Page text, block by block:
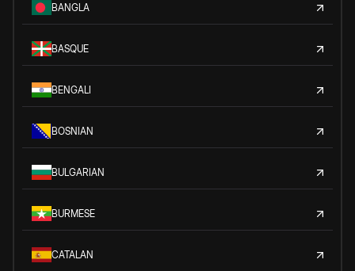
BANGLA
BASQUE
BENGALI
BOSNIAN
BULGARIAN
BURMESE
CATALAN